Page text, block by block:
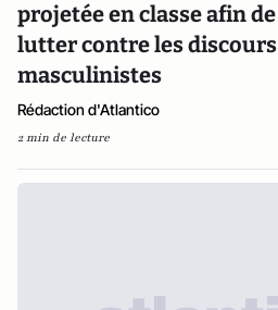
projetée en classe afin de
lutter contre les discours
masculinistes
Rédaction d'Atlantico
2 min de lecture